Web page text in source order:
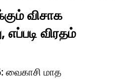
விசாக
விரதம்
வைகாசி மாத